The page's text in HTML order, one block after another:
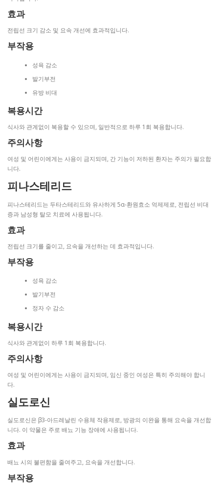
효과
전립선 크기 감소 및 요속 개선에 효과적입니다.
부작용
성욕 감소
발기부전
유방 비대
복용시간
식사와 관계없이 복용할 수 있으며, 일반적으로 하루 1회 복용합니다.
주의사항
여성 및 어린이에게는 사용이 금지되며, 간 기능이 저하된 환자는 주의가 필요합
니다.
피나스테리드
피나스테리드는 두타스테리드와 유사하게 5α-환원효소 억제제로, 전립선 비대
증과 남성형 탈모 치료에 사용됩니다.
효과
전립선 크기를 줄이고, 요속을 개선하는 데 효과적입니다.
부작용
성욕 감소
발기부전
정자 수 감소
복용시간
식사와 관계없이 하루 1회 복용합니다.
주의사항
여성 및 어린이에게는 사용이 금지되며, 임신 중인 여성은 특히 주의해야 합니
다.
실도로신
실도로신은 β3-아드레날린 수용체 작용제로, 방광의 이완을 통해 요속을 개선합
니다. 이 약물은 주로 배뇨 기능 장애에 사용됩니다.
효과
배뇨 시의 불편함을 줄여주고, 요속을 개선합니다.
부작용